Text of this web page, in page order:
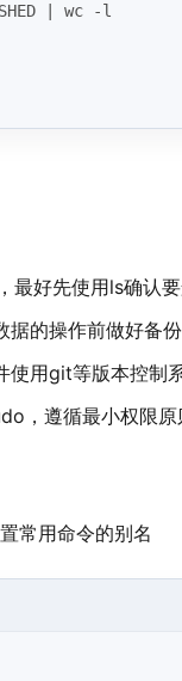
| wc -l
最好先使用ls确认
据的操作前做好备份
使用git等版本控制
，遵循最小权限原
常用命令的别名